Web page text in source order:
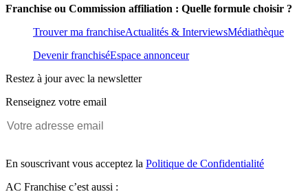
Franchise ou Commission affiliation : Quelle formule choisir ?
Trouver ma franchiseActualités & InterviewsMédiathèque
Devenir franchiséEspace annonceur
Restez à jour avec la newsletter
Renseignez votre email
En souscrivant vous acceptez la Politique de Confidentialité
AC Franchise c’est aussi :